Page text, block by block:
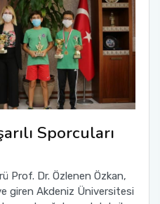
Sporcuları
Prof. Dr. Özlenen Özkan,
giren Akdeniz Üniversitesi